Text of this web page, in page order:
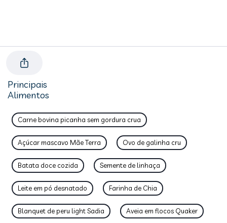
Principais
Alimentos
Carne bovina picanha sem gordura crua
Açúcar mascavo Mãe Terra Ovo de galinha cru
Batata doce cozida Semente de linhaça
Leite em pó desnatado Farinha de Chia
Blanquet de peru light Sadia Aveia em flocos Quaker